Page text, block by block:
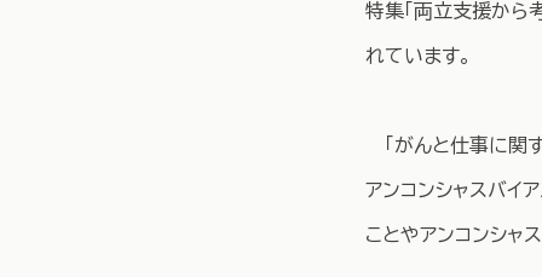
特集「両立支援から
れています。
「がんと仕事に関
アンコンシャスバイ
ことやアンコンシャ